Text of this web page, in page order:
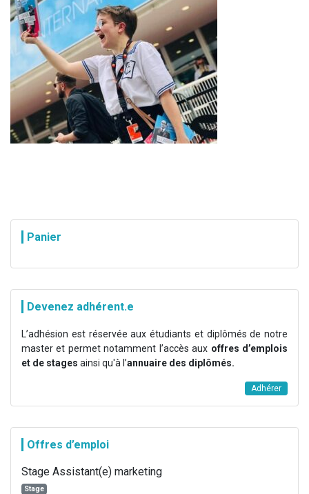
Panier
Devenez adhérent.e
L’adhésion est réservée aux étudiants et diplômés de notre
master et permet notamment l’accès aux offres d’emplois
et de stages ainsi qu'à l’annuaire des diplômés.
Adhérer
Offres d’emploi
Stage Assistant(e) marketing
Stage